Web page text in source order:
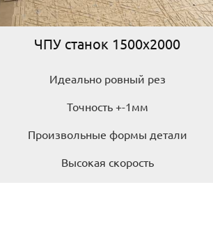
ЧПУ станок 1500х2000
Идеально ровный рез
Точность +-1мм
Произвольные формы детали
Высокая скорость